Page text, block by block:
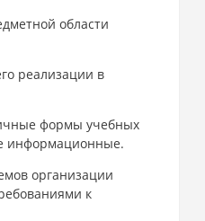
области
реализации в
формы учебных
информационные.
организации
к